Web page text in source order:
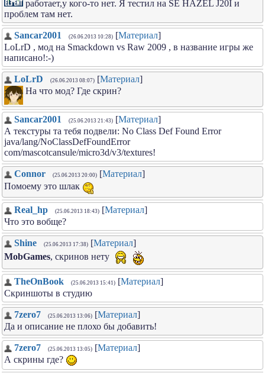
работает,у кого-то нет. Я тестил на SE HAZEL J20I и
проблем там нет.
Sancar2001 (26.06.2013 10:28) [Материал]
LoLrD , мод на Smackdown vs Raw 2009 , в название игры же
написано!:-)
LoLrD (26.06.2013 08:07) [Материал]
На что мод? Где скрин?
Sancar2001 (25.06.2013 21:43) [Материал]
А текстуры та тебя подвели: No Class Def Found Error
java/lang/NoClassDefFoundError
com/mascotcansule/micro3d/v3/textures!
Connor (25.06.2013 20:00) [Материал]
Помоему это шлак
Real_hp (25.06.2013 18:43) [Материал]
Что это вобще?
Shine (25.06.2013 17:38) [Материал]
MobGames, скринов нету
TheOnBook (25.06.2013 15:41) [Материал]
Скриншоты в студию
7zero7 (25.06.2013 13:06) [Материал]
Да и описание не плохо бы добавить!
7zero7 (25.06.2013 13:05) [Материал]
А скрины где?